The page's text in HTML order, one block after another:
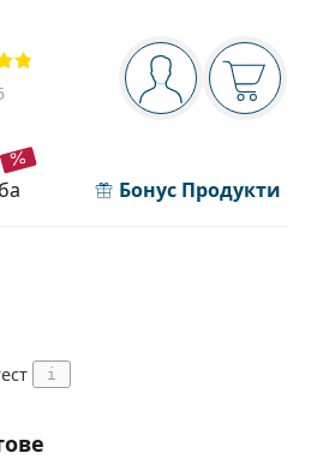
Navigation panel
Вие сте вписани
Бонус Продукти
i